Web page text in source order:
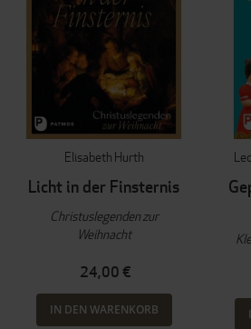
Elisabeth Hurth
Licht in der Finsternis
Christuslegenden zur
Weihnacht
24,00 €
IN DEN WARENKORB